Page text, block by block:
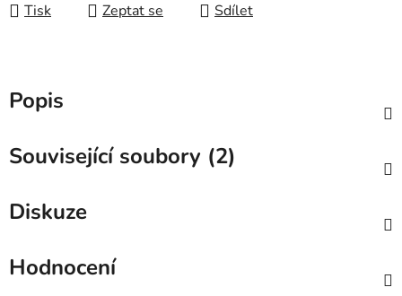
Tisk Zeptat se Sdílet
Popis
Související soubory (2)
Diskuze
Hodnocení